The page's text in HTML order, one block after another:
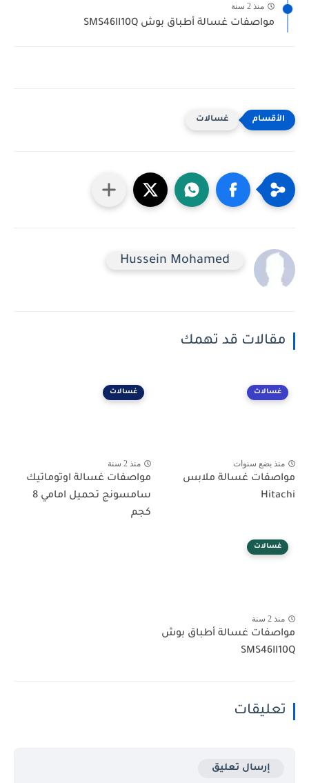
منذ 2 سنة
مواصفات غسالة أطباق بوش SMS46II10Q
غسالات
Hussein Mohamed
مقالات قد تهمك
غسالات
منذ بضع سنوات
مواصفات غسالة ملابس
Hitachi
غسالات
منذ 2 سنة
مواصفات غسالة اوتوماتيك
سامسونج تحميل امامي 8
كجم
غسالات
منذ 2 سنة
مواصفات غسالة أطباق بوش
SMS46II10Q
تعليقات
إرسال تعليق